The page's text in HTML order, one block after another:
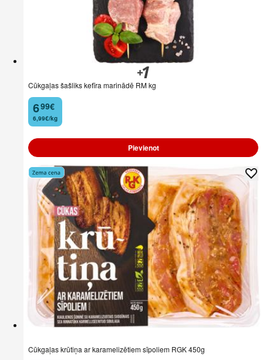
Cūkgaļas šašliks kefīra marinādē RM kg
6
. 99€
6,99€/kg
Pievienot
Cūkgaļas krūtiņa ar karamelizētiem sīpoliem RGK 450g